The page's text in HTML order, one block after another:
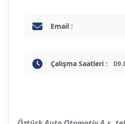
Email :
Çalışma Saatleri :